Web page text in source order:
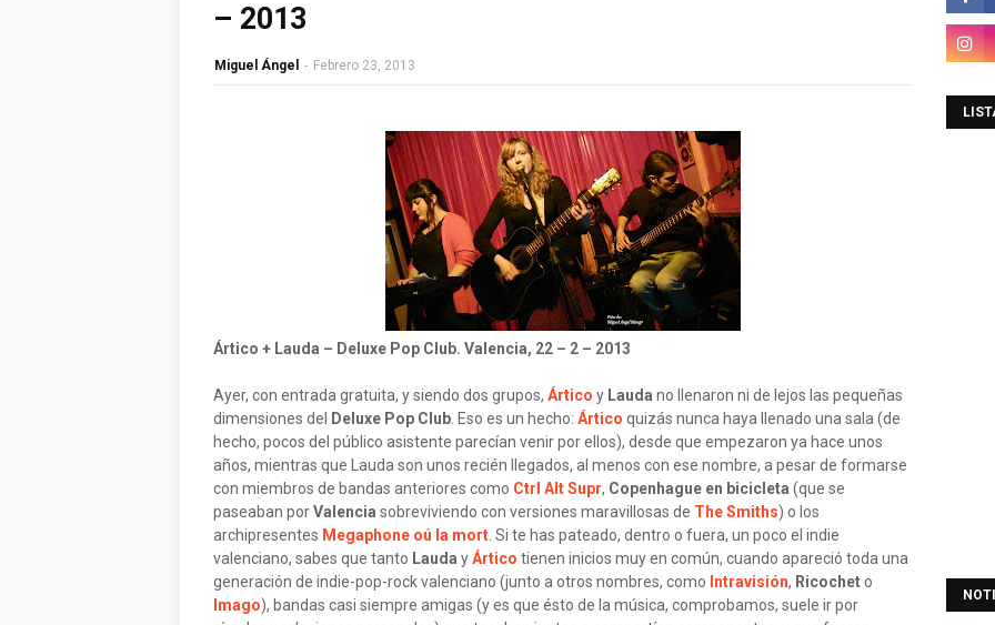
– 2013
Miguel Ángel - Febrero 23, 2013
Ártico + Lauda – Deluxe Pop Club. Valencia, 22 – 2 – 2013
Ayer, con entrada gratuita, y siendo dos grupos, Ártico y Lauda no llenaron ni de lejos las pequeñas
dimensiones del
Deluxe Pop Club . Eso es un hecho: Ártico quizás nunca haya llenado una sala (de
hecho, pocos del público asistente parecían venir por ellos), desde que empezaron ya hace unos
años, mientras que Lauda son unos recién llegados, al menos con ese nombre, a pesar de formarse
con miembros de bandas anteriores como Ctrl Alt Supr, Copenhague en bicicleta (que se
paseaban porValencia sobreviviendo con versiones maravillosas de The Smiths) o los
archipresentes Megaphone oú la mort . Si te has pateado, dentro o fuera, un poco el indie
valenciano, sabes que tanto Lauda yÁrtico tienen inicios muy en común, cuando apareció toda una
generación de indie-pop-rock valenciano (junto a otros nombres, como Intravisión, Ricocheto
Imago), bandas casi siempre amigas (y es que ésto de la música, comprobamos, suele ir por